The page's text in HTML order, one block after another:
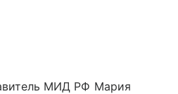
МИД РФ Мария